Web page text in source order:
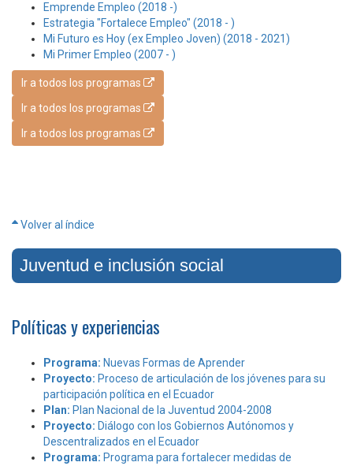
Emprende Empleo (2018 -)
Estrategia "Fortalece Empleo" (2018 - )
Mi Futuro es Hoy (ex Empleo Joven) (2018 - 2021)
Mi Primer Empleo (2007 - )
Ir a todos los programas
Ir a todos los programas
Ir a todos los programas
Volver al índice
Juventud e inclusión social
Políticas y experiencias
Programa: Nuevas Formas de Aprender
Proyecto: Proceso de articulación de los jóvenes para su
participación política en el Ecuador
Plan: Plan Nacional de la Juventud 2004-2008
Proyecto: Diálogo con los Gobiernos Autónomos y
Descentralizados en el Ecuador
Programa: Programa para fortalecer medidas de